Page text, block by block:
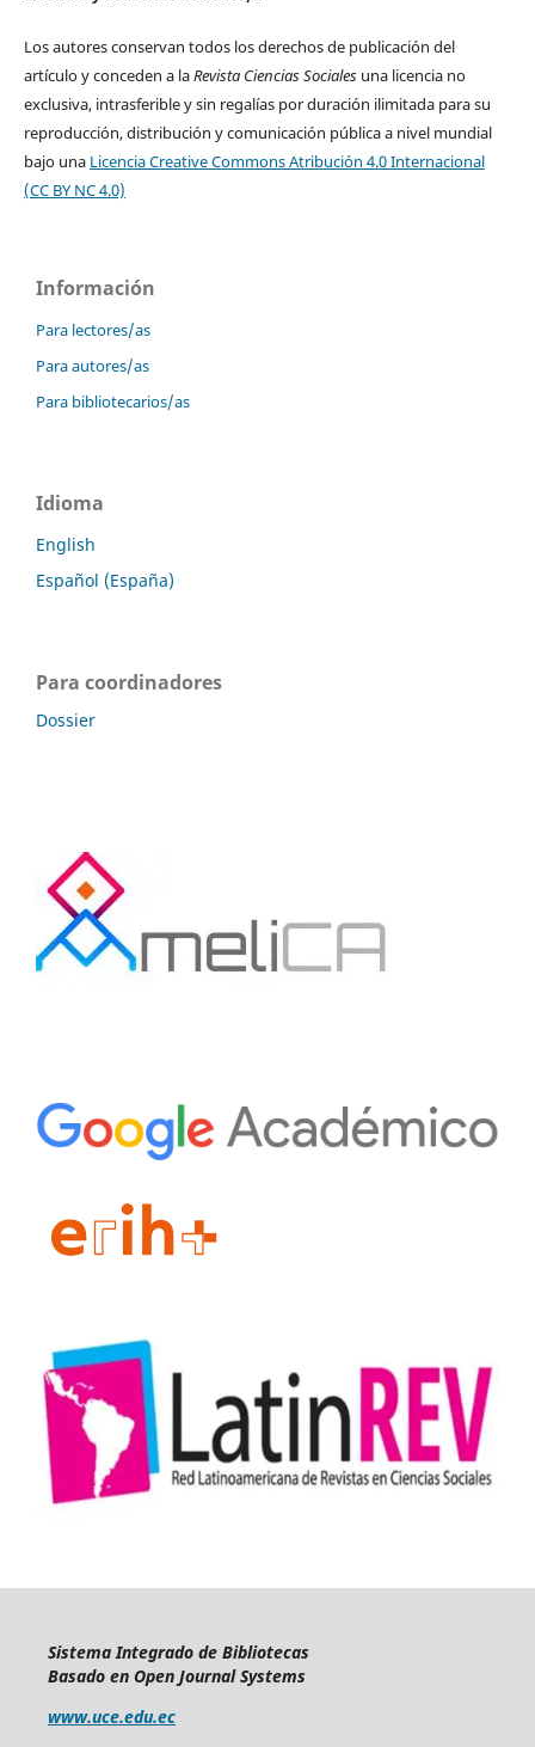
Los autores conservan todos los derechos de publicación del
artículo y conceden a laRevista Ciencias Socialesuna licencia no
exclusiva, intrasferible y sin regalías por duración ilimitada para su
reproducción, distribución y comunicación pública a nivel mundial
bajo una Licencia Creative Commons Atribución 4.0 Internacional
(CC BY NC 4.0)
Información
Para lectores/as
Para autores/as
Para bibliotecarios/as
Idioma
English
Español (España)
Para coordinadores
Dossier
Sistema Integrado de Bibliotecas
Basado en Open Journal Systems
www.uce.edu.ec